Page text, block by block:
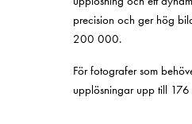
precision och ger hög
200 000.
För fotografer som
upplösningar upp till